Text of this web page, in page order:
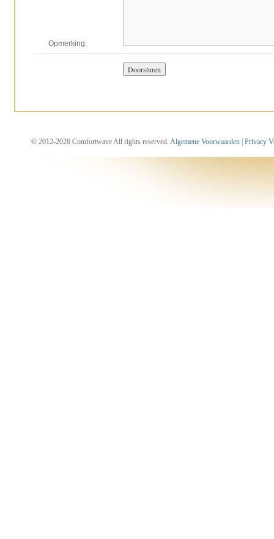
Opmerking:
© 2012-2026 Comfortwave All rights reserved. Algemene Voorwaarden Privacy